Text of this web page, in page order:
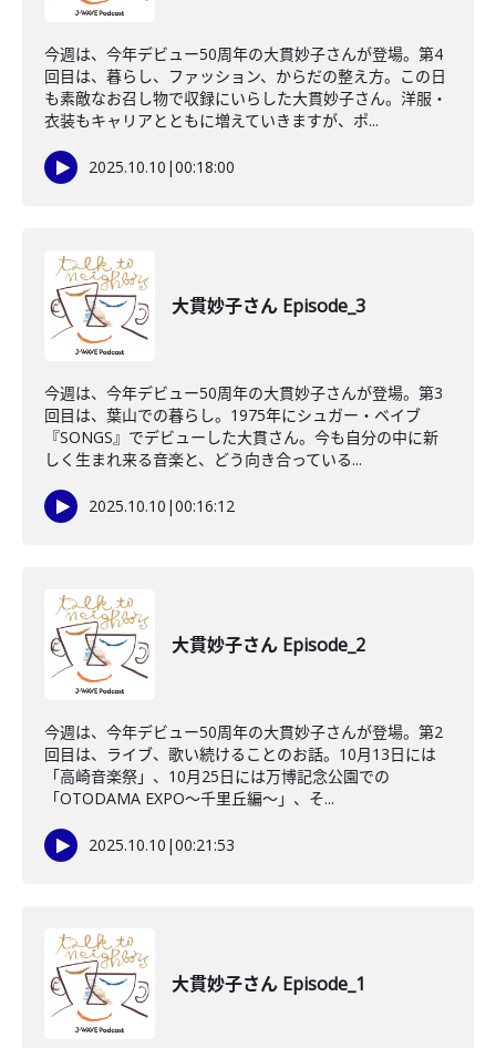
今週は、今年デビュー50周年の大貫妙子さんが登場。第4
回目は、暮らし、ファッション、からだの整え方。この日
も素敵なお召し物で収録にいらした大貫妙子さん。洋服・
衣装もキャリアとともに増えていきますが、ポ...
2025.10.10 |00:18:00
大貫妙子さん Episode_3
今週は、今年デビュー50周年の大貫妙子さんが登場。第3
回目は、葉山での暮らし。1975年にシュガー・ベイブ
『SONGS』でデビューした大貫さん。今も自分の中に新
しく生まれ来る音楽と、どう向き合っている...
2025.10.10 |00:16:12
大貫妙子さん Episode_2
今週は、今年デビュー50周年の大貫妙子さんが登場。第2
回目は、ライブ、歌い続けることのお話。10月13日には
「高崎音楽祭」、10月25日には万博記念公園での
「OTODAMA EXPO〜千里丘編〜」、そ...
2025.10.10 |00:21:53
大貫妙子さん Episode_1